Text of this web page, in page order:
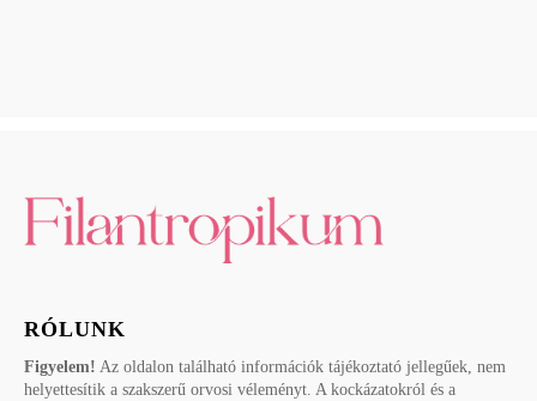
RÓLUNK
Figyelem! Az oldalon található információk tájékoztató jellegűek, nem
helyettesítik a szakszerű orvosi véleményt. A kockázatokról és a